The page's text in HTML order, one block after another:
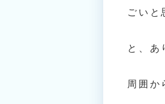
ごいと
と、あ
周囲か